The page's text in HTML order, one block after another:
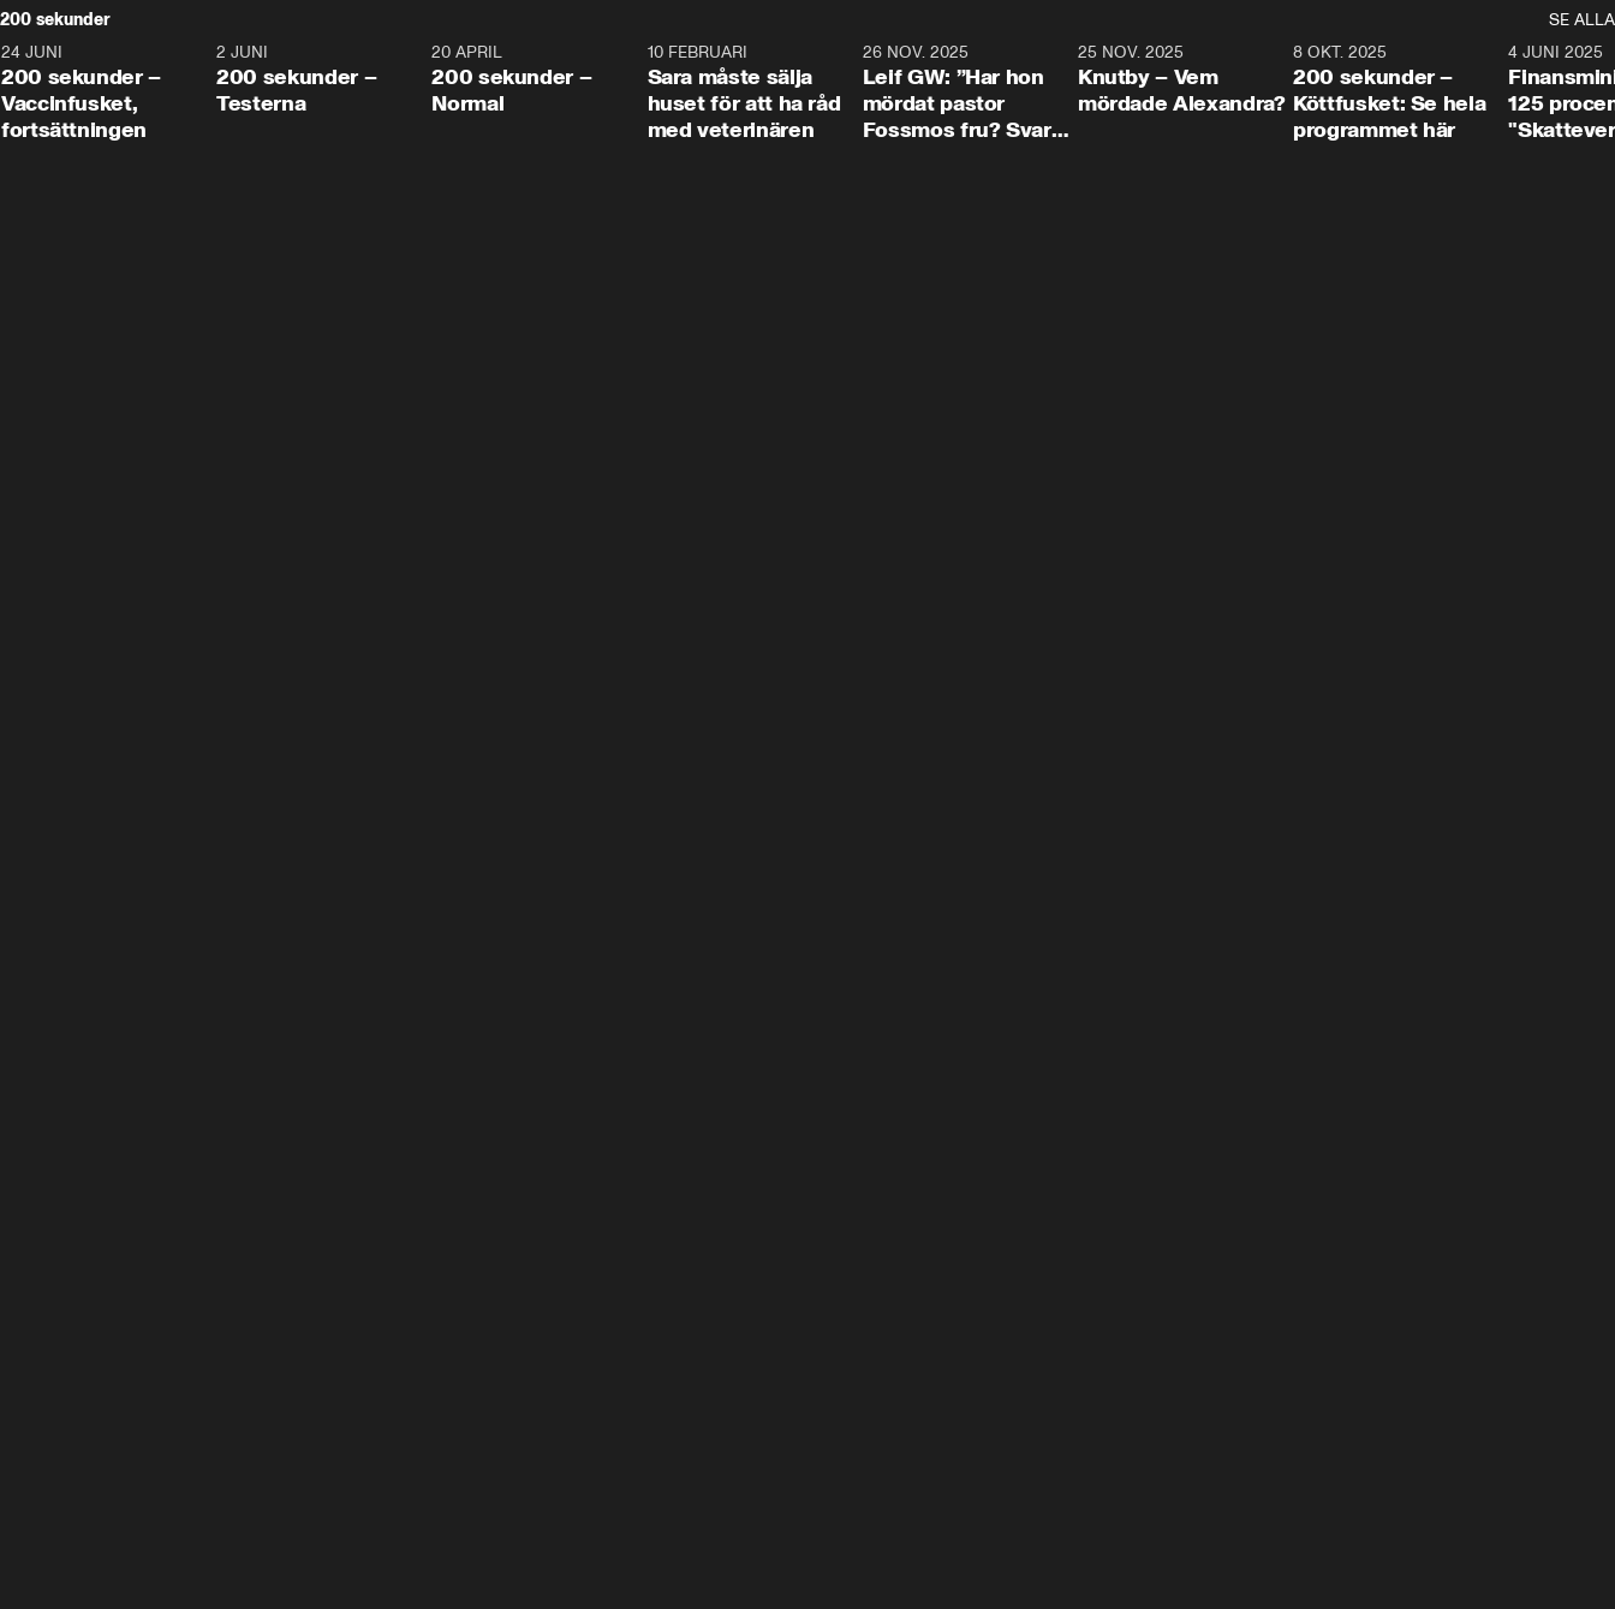
200 sekunder
SE ALLA
5:00
24 JUNI
200 sekunder –
Vaccinfusket,
fortsättningen
4:23
2 JUNI
200 sekunder –
Testerna
20 APRIL
200 sekunder –
Normal
10 FEBRUARI
Sara måste sälja
huset för att ha råd
med veterinären
26 NOV. 2025
Leif GW: ”Har hon
mördat pastor
Fossmos fru? Svar
31:05
25 NOV. 2025
Knutby – Vem
mördade Alexandra?
4:29
8 OKT. 2025
200 sekunder –
Köttfusket: Se hela
programmet här
4 JUNI 2025
125